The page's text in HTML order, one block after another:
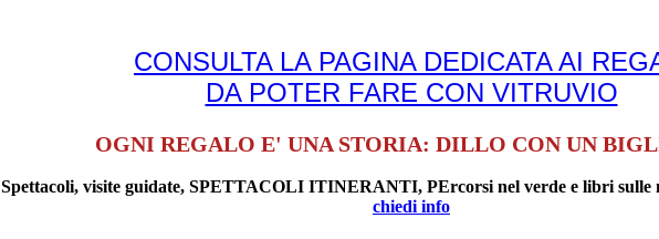
CONSULTA LA PAGINA DEDICATA AI
DA POTER FARE CON VITRUVIO
OGNI REGALO E' UNA STORIA: DILLO CON UN
Spettacoli, visite guidate, SPETTACOLI ITINERANTI, PErcorsi nel verde e libri sulle
chiedi info